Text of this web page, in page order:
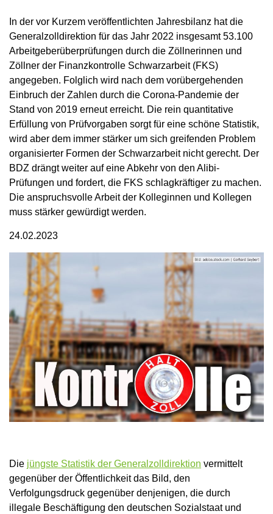
In der vor Kurzem veröffentlichten Jahresbilanz hat die
Generalzolldirektion für das Jahr 2022 insgesamt 53.100
Arbeitgeberüberprüfungen durch die Zöllnerinnen und
Zöllner der Finanzkontrolle Schwarzarbeit (FKS)
angegeben. Folglich wird nach dem vorübergehenden
Einbruch der Zahlen durch die Corona-Pandemie der
Stand von 2019 erneut erreicht. Die rein quantitative
Erfüllung von Prüfvorgaben sorgt für eine schöne Statistik,
wird aber dem immer stärker um sich greifenden Problem
organisierter Formen der Schwarzarbeit nicht gerecht. Der
BDZ drängt weiter auf eine Abkehr von den Alibi-
Prüfungen und fordert, die FKS schlagkräftiger zu machen.
Die anspruchsvolle Arbeit der Kolleginnen und Kollegen
muss stärker gewürdigt werden.
24.02.2023
Die jüngste Statistik der Generalzolldirektion vermittelt
gegenüber der Öffentlichkeit das Bild, den
Verfolgungsdruck gegenüber denjenigen, die durch
illegale Beschäftigung den deutschen Sozialstaat und